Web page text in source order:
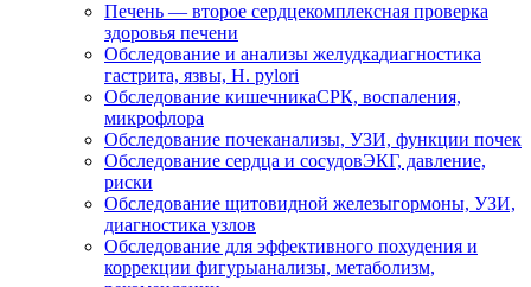
Печень — второе сердцекомплексная проверка
здоровья печени
Обследование и анализы желудкадиагностика
гастрита, язвы, H. pylori
Обследование кишечникаСРК, воспаления,
микрофлора
Обследование почеканализы, УЗИ, функции почек
Обследование сердца и сосудовЭКГ, давление,
риски
Обследование щитовидной железыгормоны, УЗИ,
диагностика узлов
Обследование для эффективного похудения и
коррекции фигурыанализы, метаболизм,